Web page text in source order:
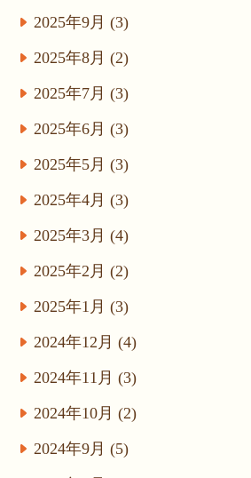
2025年9月 (3)
2025年8月 (2)
2025年7月 (3)
2025年6月 (3)
2025年5月 (3)
2025年4月 (3)
2025年3月 (4)
2025年2月 (2)
2025年1月 (3)
2024年12月 (4)
2024年11月 (3)
2024年10月 (2)
2024年9月 (5)